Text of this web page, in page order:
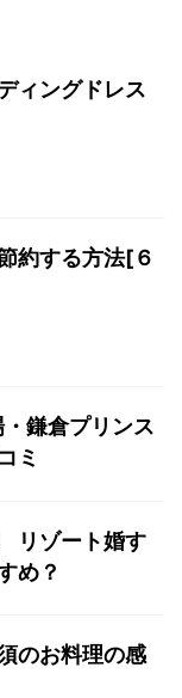
ィングドレス
約する方法[６
鎌倉プリンス
ミ
リゾート婚す
め？
のお料理の感